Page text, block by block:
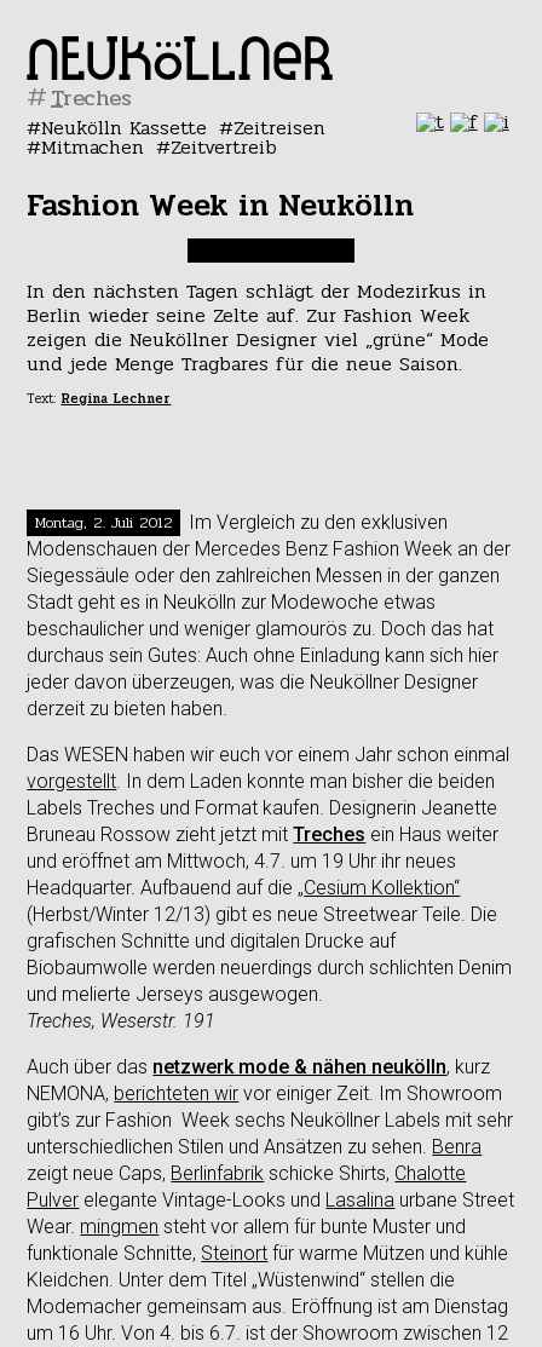
#
Neukölln Kassette Zeitreisen
Mitmachen Zeitvertreib
Fashion Week in Neukölln
In den nächsten Tagen schlägt der Modezirkus in
Berlin wieder seine Zelte auf. Zur Fashion Week
zeigen die Neuköllner Designer viel „grüne“ Mode
und jede Menge Tragbares für die neue Saison.
Text: Regina Lechner
Montag, 2. Juli 2012
Im Vergleich zu den exklusiven
Modenschauen der Mercedes Benz Fashion Week an der
Siegessäule oder den zahlreichen Messen in der ganzen
Stadt geht es in Neukölln zur Modewoche etwas
beschaulicher und weniger glamourös zu. Doch das hat
durchaus sein Gutes: Auch ohne Einladung kann sich hier
jeder davon überzeugen, was die Neuköllner Designer
derzeit zu bieten haben.
Das WESEN haben wir euch vor einem Jahr schon einmal
vorgestellt. In dem Laden konnte man bisher die beiden
Labels Treches und Format kaufen. Designerin Jeanette
Bruneau Rossow zieht jetzt mitTreches ein Haus weiter
und eröffnet am Mittwoch, 4.7. um 19 Uhr ihr neues
Headquarter. Aufbauend auf die „Cesium Kollektion“
(Herbst/Winter 12/13) gibt es neue Streetwear Teile. Die
grafischen Schnitte und digitalen Drucke auf
Biobaumwolle werden neuerdings durch schlichten Denim
und melierte Jerseys ausgewogen.
Treches, Weserstr. 191
Auch über das netzwerk mode & nähen neukölln, kurz
NEMONA, berichteten wir vor einiger Zeit. Im Showroom
gibt’s zur Fashion Week sechs Neuköllner Labels mit sehr
unterschiedlichen Stilen und Ansätzen zu sehen. Benra
zeigt neue Caps, Berlinfabrik schicke Shirts, Chalotte
Pulver elegante Vintage-Looks und Lasalina urbane Street
Wear. mingmen steht vor allem für bunte Muster und
funktionale Schnitte, Steinort für warme Mützen und kühle
Kleidchen. Unter dem Titel „Wüstenwind“ stellen die
Modemacher gemeinsam aus. Eröffnung ist am Dienstag
um 16 Uhr. Von 4. bis 6.7. ist der Showroom zwischen 12